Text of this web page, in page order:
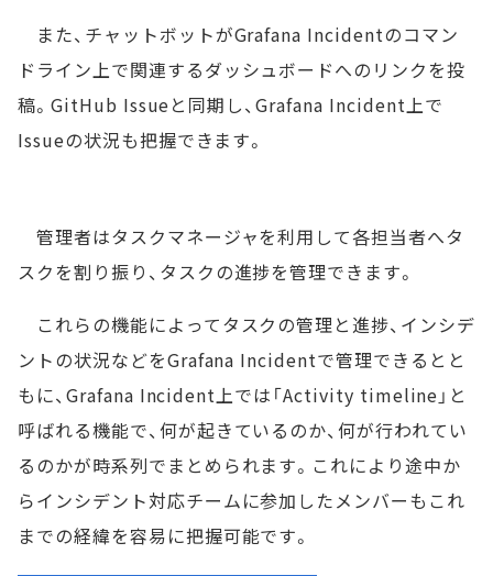
また、チャットボットがGrafana Incidentのコマン
ドライン上で関連するダッシュボードへのリンクを投
稿。GitHub Issueと同期し、Grafana Incident上で
Issueの状況も把握できます。
管理者はタスクマネージャを利用して各担当者へタ
スクを割り振り、タスクの進捗を管理できます。
これらの機能によってタスクの管理と進捗、インシデ
ントの状況などをGrafana Incidentで管理できるとと
もに、Grafana Incident上では「Activity timeline」と
呼ばれる機能で、何が起きているのか、何が行われてい
るのかが時系列でまとめられます。これにより途中か
らインシデント対応チームに参加したメンバーもこれ
までの経緯を容易に把握可能です。